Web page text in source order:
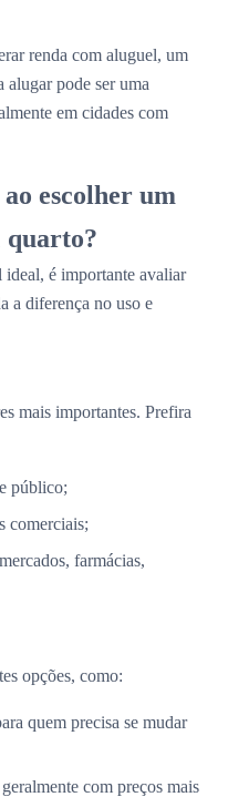
renda com aluguel, um
alugar pode ser uma
em cidades com
escolher um
quarto?
é importante avaliar
a diferença no uso e
mais importantes. Prefira
público;
comerciais;
farmácias,
opções, como:
quem precisa se mudar
geralmente com preços mais